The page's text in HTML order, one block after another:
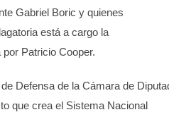
Gabriel Boric y quienes
está a cargo la
Patricio Cooper.
Defensa de la Cámara de
que crea el Sistema Nacional